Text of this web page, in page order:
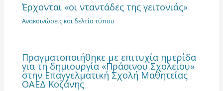
Έρχονται «οι νταντάδες της γειτονιάς»
Ανακοινώσεις και δελτία τύπου
Πραγματοποιήθηκε με επιτυχία ημερίδα
για τη δημιουργία «Πράσινου Σχολείου»
στην Επαγγελματική Σχολή Μαθητείας
ΟΑΕΔ Κοζάνης